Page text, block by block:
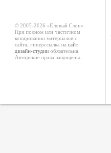
© 2005-2026 «Еловый Cлон».
При полном или частичном
копировании материалов с
сайта, гиперссылка на сайт
дизайн-студии обязательна.
Авторские права защищены.